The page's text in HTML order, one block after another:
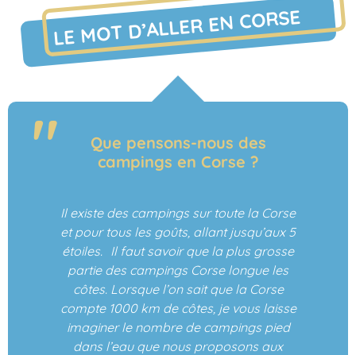
LE MOT D’ALLER EN CORSE
Que pensons-nous des
campings en Corse ?
Il existe des campings sur toute la Corse
et pour tous les goûts, allant jusqu’aux 5
étoiles. Il faut savoir que la plus grosse
partie des campings Corse longue les
côtes. Lorsque l’on sait que la Corse
compte 1000 km de côtes, je vous laisse
imaginer le nombre de campings pied
dans l’eau que nous proposons aux